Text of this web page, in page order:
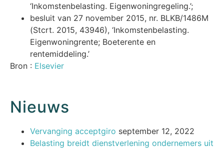
‘Inkomstenbelasting. Eigenwoningregeling.’;
besluit van 27 november 2015, nr. BLKB/1486M
(Stcrt. 2015, 43946), ‘Inkomstenbelasting.
Eigenwoningrente; Boeterente en
rentemiddeling.’
Bron : Elsevier
Nieuws
Vervanging acceptgiro september 12, 2022
Belasting breidt dienstverlening ondernemers uit